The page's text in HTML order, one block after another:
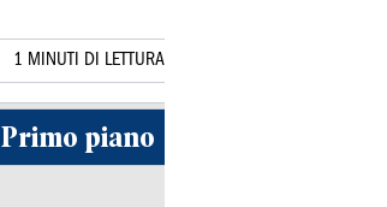
1 MINUTI DI LETTURA
Primo piano